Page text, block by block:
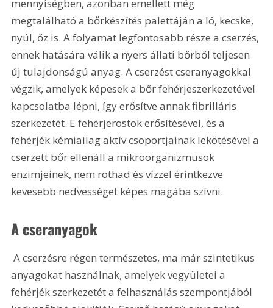
mennyiségben, azonban emellett még
megtalálható a bőrkészítés palettáján a ló, kecske,
nyúl, őz is. A folyamat legfontosabb része a cserzés,
ennek hatására válik a nyers állati bőrből teljesen
új tulajdonságú anyag. A cserzést cseranyagokkal
végzik, amelyek képesek a bőr fehérjeszerkezetével
kapcsolatba lépni, így erősítve annak fibrilláris
szerkezetét. E fehérjerostok erősítésével, és a
fehérjék kémiailag aktív csoportjainak lekötésével a
cserzett bőr ellenáll a mikroorganizmusok
enzimjeinek, nem rothad és vízzel érintkezve
kevesebb nedvességet képes magába szívni.
A cseranyagok
A cserzésre régen természetes, ma már szintetikus
anyagokat használnak, amelyek vegyületei a
fehérjék szerkezetét a felhasználás szempontjából